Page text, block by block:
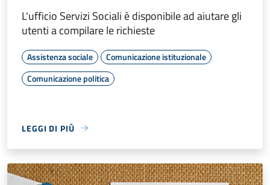
L'ufficio Servizi Sociali è disponibile ad aiutare gli
utenti a compilare le richieste
Assistenza sociale
Comunicazione istituzionale
Comunicazione politica
LEGGI DI PIÙ